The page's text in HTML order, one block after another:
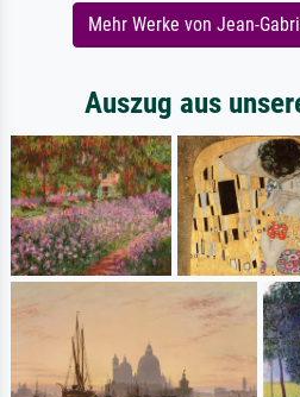
Mehr Werke von Jean-
Auszug aus